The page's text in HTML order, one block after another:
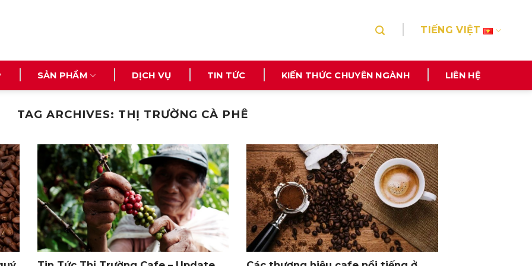
TIẾNG VIỆT
SẢN PHẨM DỊCH VỤ TIN TỨC KIẾN THỨC CHUYÊN NGÀNH LIÊN HỆ
TAG ARCHIVES: THỊ TRƯỜNG CÀ PHÊ